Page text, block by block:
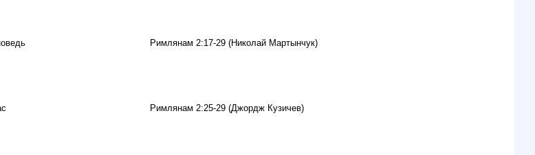
Римлянам 2:17-29 (Николай Мартынчук)
Римлянам 2:25-29 (Джордж Кузичев)